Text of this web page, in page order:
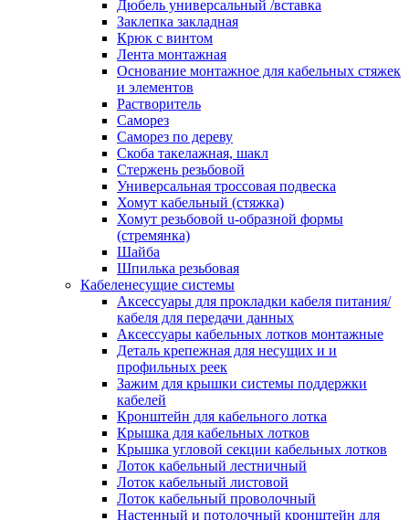
кабель-канала
Соединитель/накладка на стык для
кабель-канала
Угол внешний для кабель-канала
Угол внешний для настенного
канала
Угол т-образный для кабель-
Колодки клеммные
Аксессуары для клеммной
Колодка заземления клеммная
Нулевая шина
Одно-многополюсная клеммная
разделительная для клеммной
Проходная клеммная колодка
Торцевая клемма клеммной
Короба кабельные
Короб распределительный
Материал монтажный
Держатель кабельный зажимной
Зажим балочный
Зажим/клипса для крепления труб
Скоба крепежная
Скоба с гвоздем
Соединитель провода
Материалы для подключения
Аксессуары для
коробок/корпусов для монтажа в
Дюбель универсальный /вставка
Заклепка закладная
Крюк с винтом
Лента монтажная
Основание монтажное для кабельных стяжек
и элементов
Растворитель
Саморез
Саморез по дереву
Скоба такелажная, шакл
Стержень резьбовой
Универсальная троссовая подвеска
Хомут кабельный (стяжка)
Хомут резьбовой u-образной формы
(стремянка)
Шайба
Шпилька резьбовая
Кабеленесущие системы
Аксессуары для прокладки кабеля питания/
кабеля для передачи данных
Аксессуары кабельных лотков монтажные
Деталь крепежная для несущих и и
профильных реек
Зажим для крышки системы поддержки
кабелей
Кронштейн для кабельного лотка
Крышка для кабельных лотков
Крышка угловой секции кабельных лотков
Лоток кабельный лестничный
Лоток кабельный листовой
Лоток кабельный проволочный
Настенный и потолочный кронштейн для